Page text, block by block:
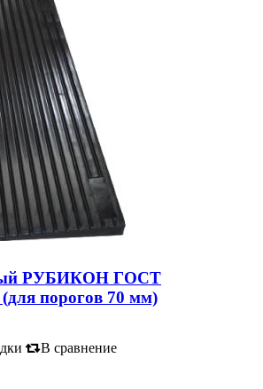
РУБИКОН ГОСТ
порогов 70 мм)
В сравнение